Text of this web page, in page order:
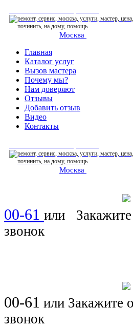
Москва
Главная
Каталог услуг
Вызов мастера
Почему мы?
Нам доверяют
Отзывы
Добавить отзыв
Видео
Контакты
Москва
00-61 или
звонок
00-61 или Закажите
звонок